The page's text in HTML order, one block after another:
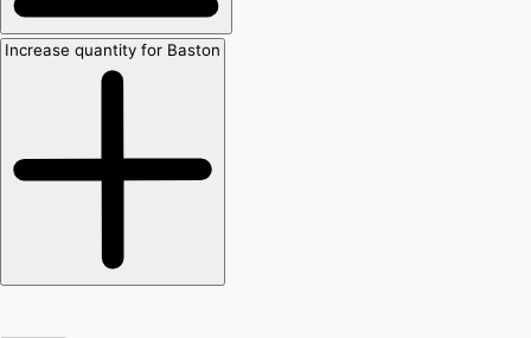
Increase quantity for Baston